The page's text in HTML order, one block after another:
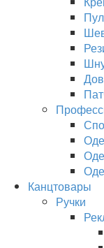
Канцтовары
Ручки